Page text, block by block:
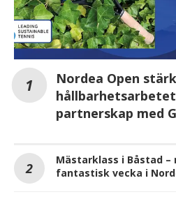
Nordea Open
partnerskap med
Mästarklass i Båstad
fantastisk vecka i